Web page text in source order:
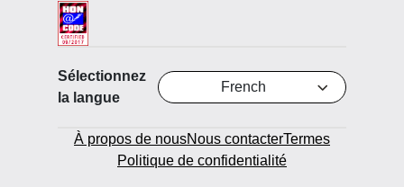
Sélectionnez
la langue
French
À propos de nousNous contacterTermes
Politique de confidentialité